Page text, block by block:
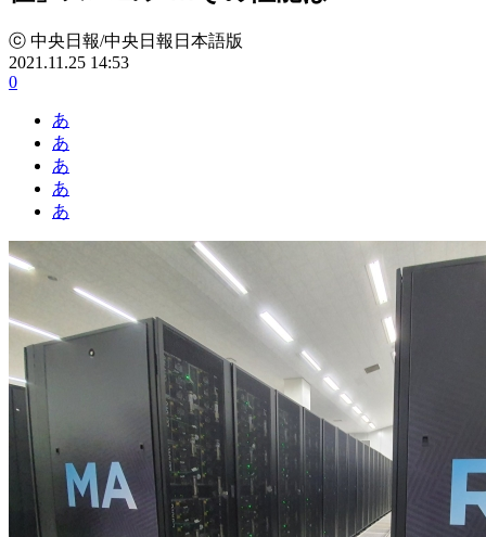
ⓒ 中央日報/中央日報日本語版
2021.11.25 14:53
0
あ
あ
あ
あ
あ